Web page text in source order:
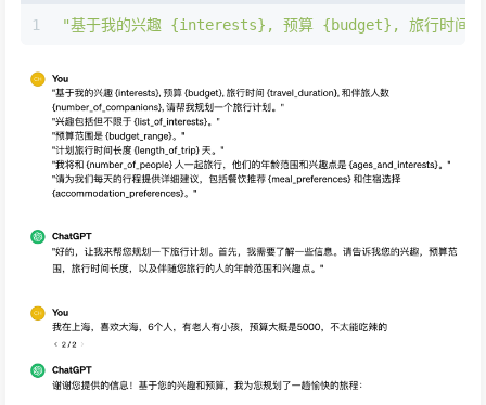
1 "基于我的兴趣 {interests}, 预算 {budget}, 旅行时间